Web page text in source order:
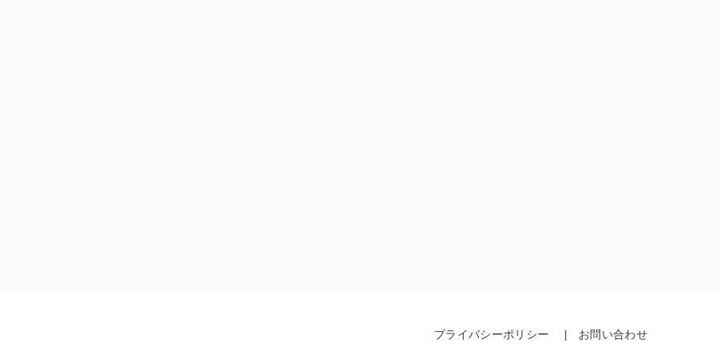
プライバシーポリシー お問い合わせ